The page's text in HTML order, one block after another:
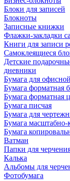
Блоки для записей
Блокноты
Записные книжки
Флажки-закладки
Книги для записи
Самоклеящиеся
Детские
дневники
Бумага для
Бумага форматная
Бумага форматная
Бумага писчая
Бумага для
Бумага масштабно-
Бумага
Ватман
Папки для
Калька
Альбомы для
Фотобумага